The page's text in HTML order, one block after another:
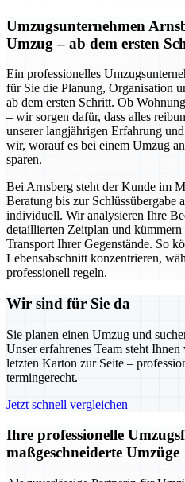
Umzugsunternehmen
Umzug – ab dem ersten
Ein professionelles
für Sie die Planung, Organisation
ab dem ersten Schritt. Ob
– wir sorgen dafür, dass alles
unserer langjährigen Erfahrung
wir, worauf es bei einem Umzug
sparen.
Bei Arnsberg steht der Kunde im
Beratung bis zur Schlüssübergabe
individuell. Wir analysieren Ihre
detaillierten Zeitplan und
Transport Ihrer Gegenstände. So
Lebensabschnitt konzentrieren,
professionell regeln.
Wir sind für Sie da
Sie planen einen Umzug und
Unser erfahrenes Team steht
letzten Karton zur Seite –
termingerecht.
Jetzt schnell vergleichen
Ihre professionelle
maßgeschneiderte Umzüge